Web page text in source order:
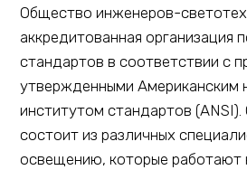
Общество инженеров-
аккредитованная организация
стандартов в соответствии с
утвержденными Американским
институтом стандартов (ANSI).
состоит из различных
освещению, которые работают